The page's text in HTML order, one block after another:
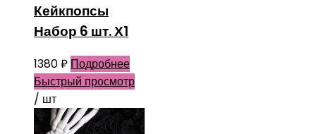
Кейкпопсы
Набор 6 шт. Х1
1380₽ Подробнее
Быстрый просмотр
/ шт